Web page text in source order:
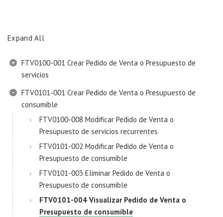
Expand All
FTV0100-001 Crear Pedido de Venta o Presupuesto de
servicios
FTV0101-001 Crear Pedido de Venta o Presupuesto de
consumible
FTV0100-008 Modificar Pedido de Venta o
Presupuesto de servicios recurrentes
FTV0101-002 Modificar Pedido de Venta o
Presupuesto de consumible
FTV0101-003 Eliminar Pedido de Venta o
Presupuesto de consumible
FTV0101-004 Visualizar Pedido de Venta o
Presupuesto de consumible